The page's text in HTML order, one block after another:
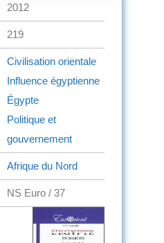
2012
219
Civilisation orientale
Influence égyptienne
Égypte
Politique et
gouvernement
Afrique du Nord
NS Euro / 37